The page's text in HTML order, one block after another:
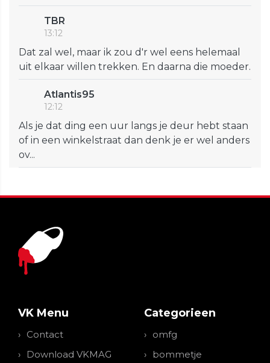
TBR
13:12
Dat zal wel, maar ik zou d'r wel eens helemaal
uit elkaar willen trekken. En daarna die moeder.
Atlantis95
12:12
Als je dat ding een uur langs je deur hebt staan
of in een winkelstraat dan denk je er wel anders
ov...
VK Menu
Contact
Download VKMAG
Categorieen
omfg
bommetje